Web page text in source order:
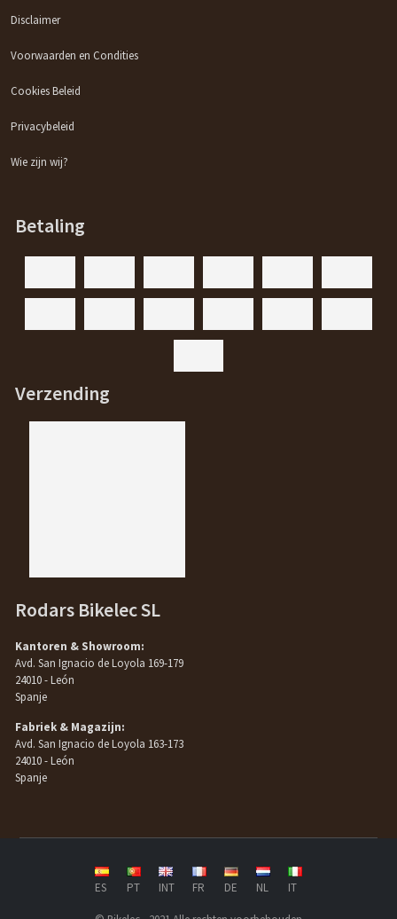
Disclaimer
Voorwaarden en Condities
Cookies Beleid
Privacybeleid
Wie zijn wij?
Betaling
Verzending
Rodars Bikelec SL
Kantoren & Showroom:
Avd. San Ignacio de Loyola 169-179
24010 - León
Spanje
Fabriek & Magazijn:
Avd. San Ignacio de Loyola 163-173
24010 - León
Spanje
ES PT INT FR DE NL IT